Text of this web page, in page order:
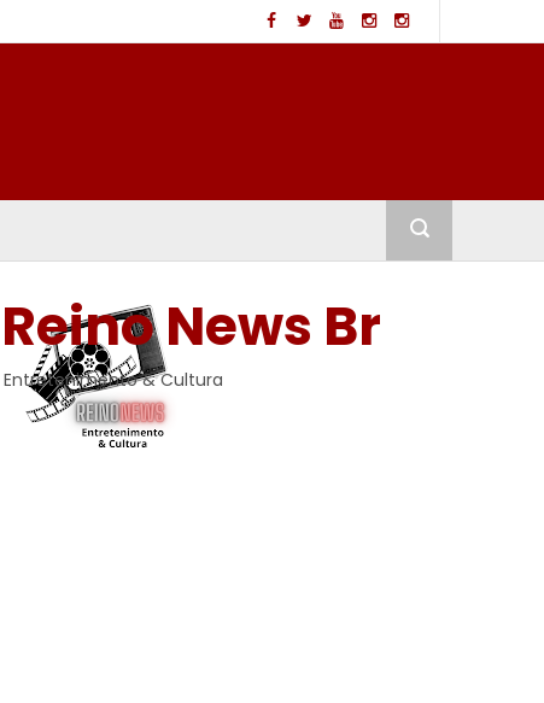
Reino News Br
Entretenimento & Cultura